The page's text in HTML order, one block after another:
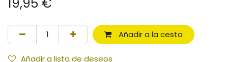
Añadir a la cesta
Añadir a lista de deseos